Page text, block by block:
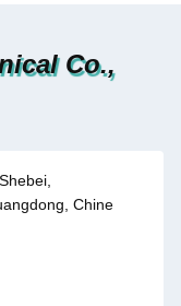
Co.,
Chine